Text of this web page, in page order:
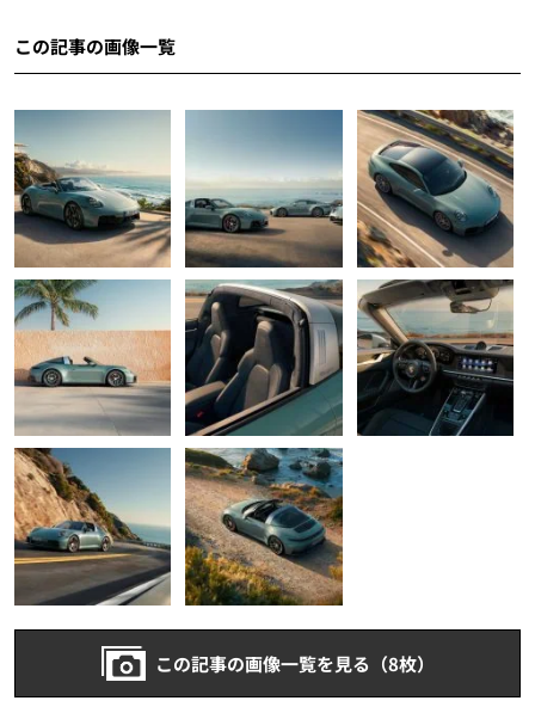
この記事の画像一覧
この記事の画像一覧を見る（8枚）